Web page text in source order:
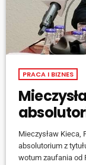
PRACA I BIZNES
Mieczysław Kieca,
absolutorium z
wotum zaufania od